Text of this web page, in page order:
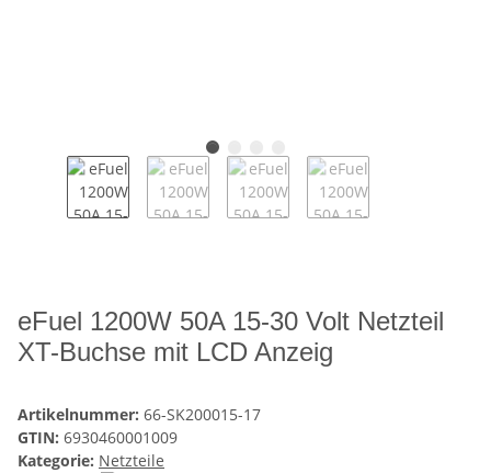
eFuel 1200W 50A 15-30 Volt Netzteil
XT-Buchse mit LCD Anzeig
Artikelnummer: 66-SK200015-17
GTIN: 6930460001009
Kategorie: Netzteile